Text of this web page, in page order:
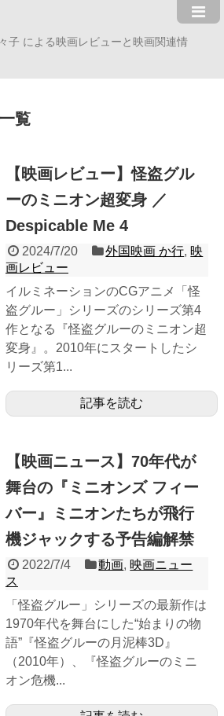
子 による映画レビューと映画関連情
一覧
【映画レビュー】怪盗グル
ーのミニオン超変身 ／
Despicable Me 4
2024/7/20 外国映画 か行, 映
画レビュー
イルミネーションのCGアニメ「怪
盗グルー」シリーズのシリーズ第4
作となる『怪盗グルーのミニオン超
変身』。2010年にスタートしたシ
リーズ第1...
記事を読む
【映画ニュース】70年代が
舞台の『ミニオンズ フィー
バー』ミニオンたちが飛行
機ジャックする予告編解禁
2022/7/4 動画, 映画ニュー
ス
「怪盗グルー」シリーズの最新作は
1970年代を舞台にした“始まりの物
語”『怪盗グルーの月泥棒3D』
（2010年）、『怪盗グルーのミニ
オン危機...